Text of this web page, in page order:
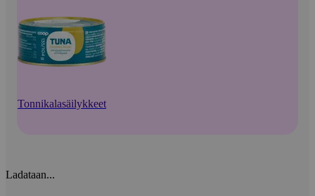
Tonnikalasäilykkeet
Ladataan...